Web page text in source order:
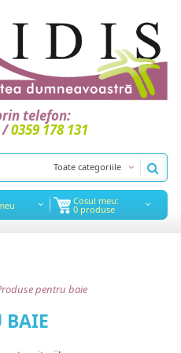
telefon:
/0359 178 131
Toate categoriile
Cosul meu:
0 produse
pentru baie
BAIE